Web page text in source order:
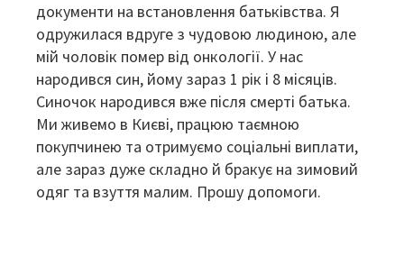
документи на встановлення батьківства. Я
одружилася вдруге з чудовою людиною, але
мій чоловік помер від онкології. У нас
народився син, йому зараз 1 рік і 8 місяців.
Синочок народився вже після смерті батька.
Ми живемо в Києві, працюю таємною
покупчинею та отримуємо соціальні виплати,
але зараз дуже складно й бракує на зимовий
одяг та взуття малим. Прошу допомоги.